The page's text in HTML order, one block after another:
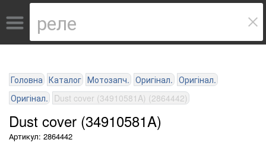
Головна Каталог Мотозапч. Оригінал. Оригінал.
Оригінал. Dust cover (34910581A) (2864442)
Dust cover (34910581A)
Артикул: 2864442